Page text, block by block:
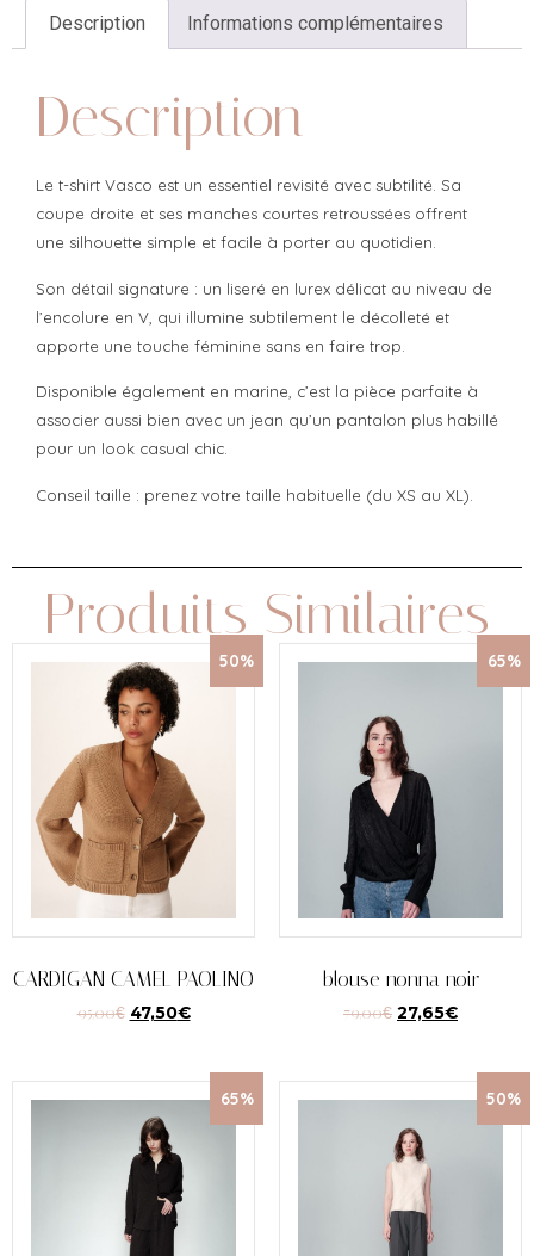
Description Informations complémentaires
Description
Le t-shirt Vasco est un essentiel revisité avec subtilité. Sa
coupe droite et ses manches courtes retroussées offrent
une silhouette simple et facile à porter au quotidien.
Son détail signature : un liseré en lurex délicat au niveau de
l’encolure en V, qui illumine subtilement le décolleté et
apporte une touche féminine sans en faire trop.
Disponible également en marine, c’est la pièce parfaite à
associer aussi bien avec un jean qu’un pantalon plus habillé
pour un look casual chic.
Conseil taille : prenez votre taille habituelle (du XS au XL).
Produits Similaires
50%
CARDIGAN CAMEL PAOLINO
95,00€ 47,50€
65%
blouse nonna noir
79,00€ 27,65€
65% 50%